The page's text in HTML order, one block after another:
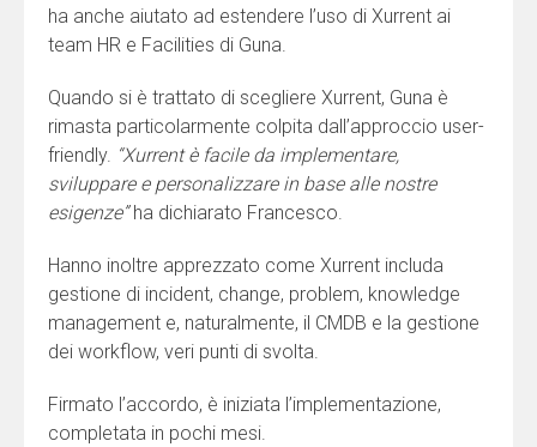
ha anche aiutato ad estendere l’uso di Xurrent ai
team HR e Facilities di Guna.
Quando si è trattato di scegliere Xurrent, Guna è
rimasta particolarmente colpita dall’approccio user-
friendly. “Xurrent è facile da implementare,
sviluppare e personalizzare in base alle nostre
esigenze”ha dichiarato Francesco.
Hanno inoltre apprezzato come Xurrent includa
gestione di incident, change, problem, knowledge
management e, naturalmente, il CMDB e la gestione
dei workflow, veri punti di svolta.
Firmato l’accordo, è iniziata l’implementazione,
completata in pochi mesi.